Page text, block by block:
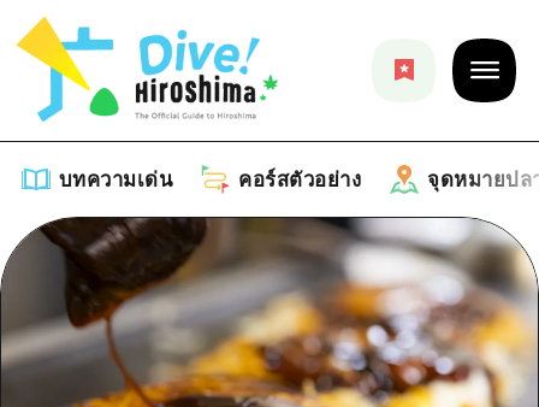
บทความเด่น คอร์สตัวอย่าง จุดหมายปล
บทความเด่น
รายการ
คำแนะนำ
คอร์สตัวอย่าง